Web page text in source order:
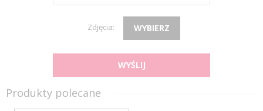
Zdjęcia: WYBIERZ
WYŚLIJ
Produkty polecane